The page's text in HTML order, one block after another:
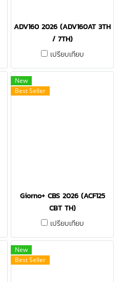
ADV160 2026 (ADV160AT 3TH
/ 7TH)
เปรียบเทียบ
New
Best Seller
Giorno+ CBS 2026 (ACF125
CBT TH)
เปรียบเทียบ
New
Best Seller